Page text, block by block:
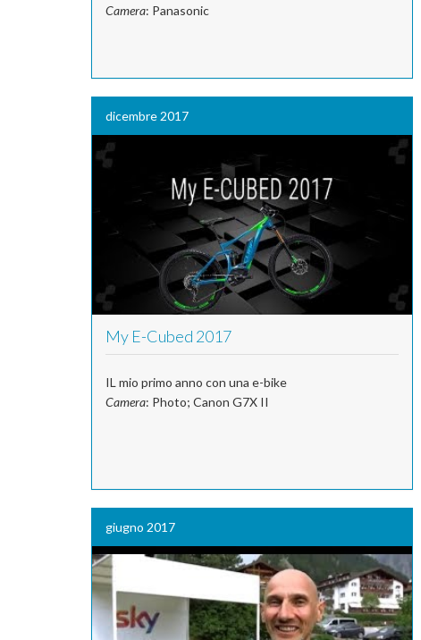
Camera: Panasonic
dicembre 2017
My E-Cubed 2017
IL mio primo anno con una e-bike
Camera: Photo; Canon G7X II
giugno 2017